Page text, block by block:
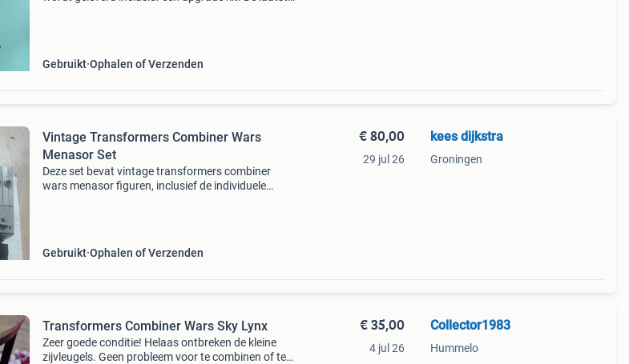
Gebruikt Ophalen of Verzenden
Vintage Transformers Combiner Wars
Menasor Set
Deze set bevat vintage transformers combiner
wars menasor figuren, inclusief de individuele
Gebruikt Ophalen of Verzenden
€ 80,00
29 jul 26
kees dijkstra
Groningen
Transformers Combiner Wars Sky Lynx
Zeer goede conditie! Helaas ontbreken de kleine
zijvleugels. Geen probleem voor te combinen of te
€ 35,00
4 jul 26
Collector1983
Hummelo